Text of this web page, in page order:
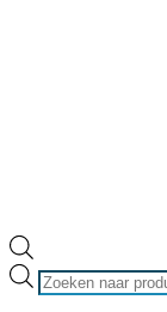
Producten
zoeken